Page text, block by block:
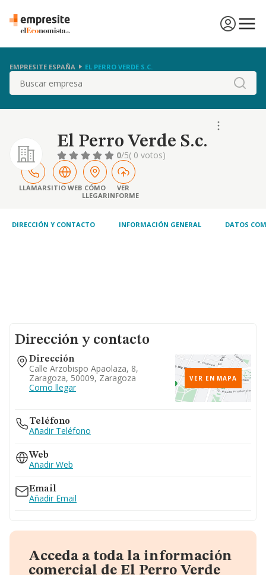
EMPRESITE ESPAÑA EL PERRO VERDE S.C.
Buscar
El Perro Verde S.c.
0/5( 0 votos)
LLAMARSITIO WEB CÓMO
LLEGAR
VER
INFORME
DIRECCIÓN Y CONTACTO INFORMACIÓN GENERAL DATOS
Dirección y contacto
Dirección
Calle Arzobispo Apaolaza, 8,
Zaragoza, 50009, Zaragoza
Como llegar
VER EN MAPA
Teléfono
Añadir Teléfono
Web
Añadir Web
Email
Añadir Email
Acceda a toda la información
comercial de El Perro Verde